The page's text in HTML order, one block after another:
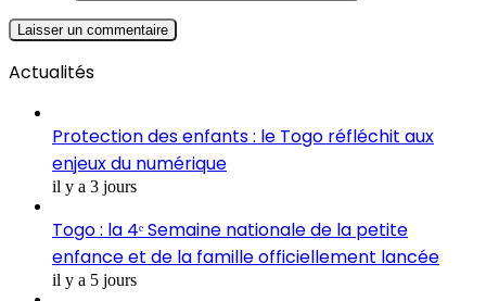
Actualités
Protection des enfants : le Togo réfléchit aux
enjeux du numérique
il y a 3 jours
Togo : la 4ᵉ Semaine nationale de la petite
enfance et de la famille officiellement lancée
il y a 5 jours